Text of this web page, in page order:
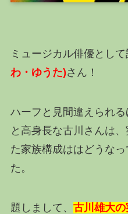
ミュージカル俳優とし
わ・ゆうた)さん！
ハーフと見間違えられ
と高身長な古川さんは
た家族構成ははどうな
た。
題しまして、 古川雄大